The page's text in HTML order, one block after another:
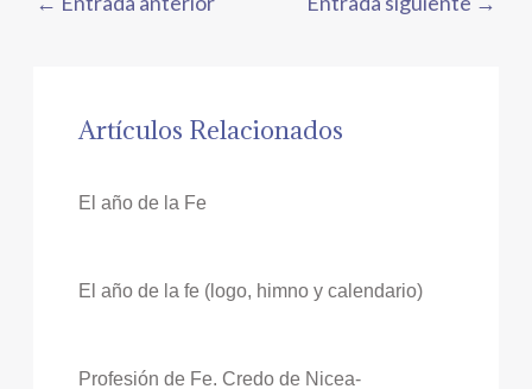
Artículos Relacionados
El año de la Fe
El año de la fe (logo, himno y calendario)
Profesión de Fe. Credo de Nicea-